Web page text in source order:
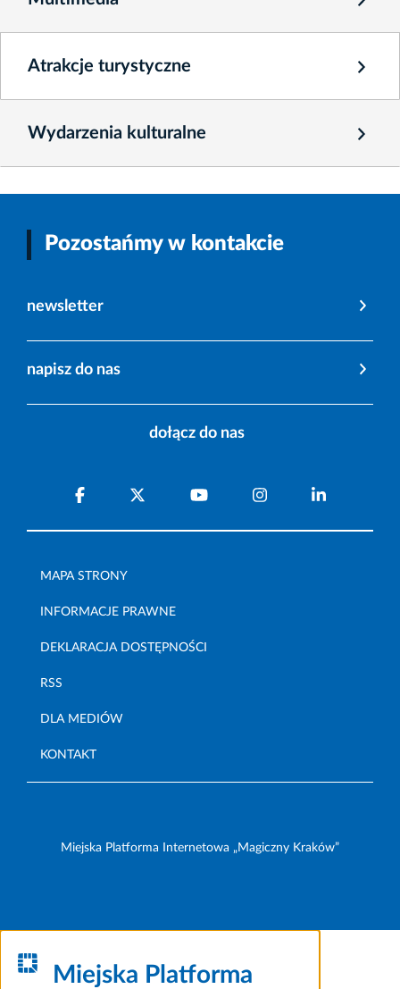
Atrakcje turystyczne
Wydarzenia kulturalne
Pozostańmy w kontakcie
newsletter
napisz do nas
dołącz do nas
MAPA STRONY
INFORMACJE PRAWNE
DEKLARACJA DOSTĘPNOŚCI
RSS
DLA MEDIÓW
KONTAKT
Miejska Platforma Internetowa „Magiczny Kraków”
Miejska Platforma